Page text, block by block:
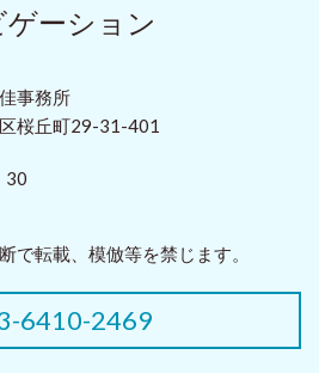
ーション
事務所
桜丘町29-31-401
30
で転載、模倣等を禁じます。
6410-2469